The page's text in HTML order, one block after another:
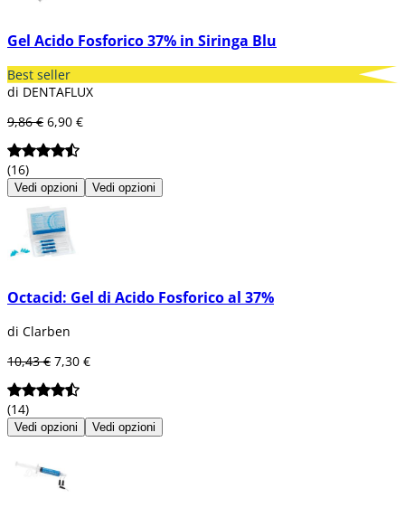
Gel Acido Fosforico 37% in Siringa Blu
Best seller
di DENTAFLUX
9,86 € 6,90 €
(16)
Vedi opzioni Vedi opzioni
Octacid: Gel di Acido Fosforico al 37%
di Clarben
10,43 € 7,30 €
(14)
Vedi opzioni Vedi opzioni